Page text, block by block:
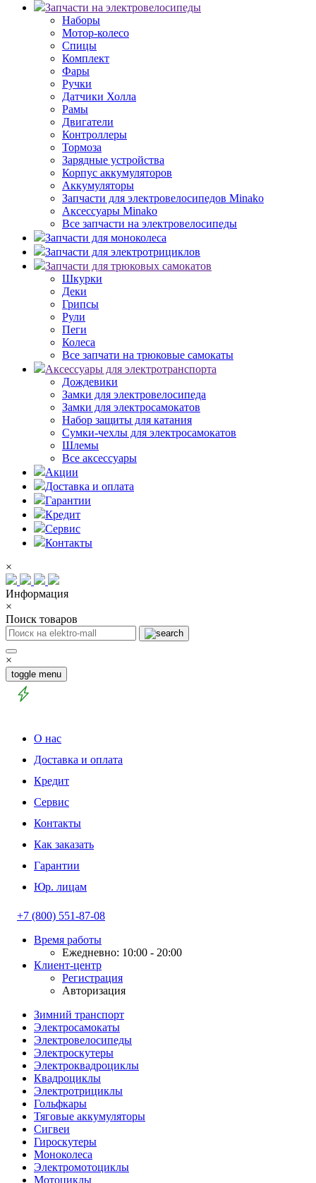
Запчасти на электровелосипеды
Наборы
Мотор-колесо
Спицы
Комплект
Фары
Ручки
Датчики Холла
Рамы
Двигатели
Контроллеры
Тормоза
Зарядные устройства
Корпус аккумуляторов
Аккумуляторы
Запчасти для электровелосипедов Minako
Аксессуары Minako
Все запчасти на электровелосипеды
Запчасти для моноколеса
Запчасти для электротрициклов
Запчасти для трюковых самокатов
Шкурки
Деки
Грипсы
Рули
Пеги
Колеса
Все запчати на трюковые самокаты
Аксессуары для электротранспорта
Дождевики
Замки для электровелосипеда
Замки для электросамокатов
Набор защиты для катания
Сумки-чехлы для электросамокатов
Шлемы
Все аксессуары
Акции
Доставка и оплата
Гарантии
Кредит
Сервис
Контакты
×
Информация
×
Поиск товаров
×
toggle menu
О нас
Доставка и оплата
Кредит
Сервис
Контакты
Как заказать
Гарантии
Юр. лицам
+7 (800) 551-87-08
Время работы
Ежедневно: 10:00 - 20:00
Клиент-центр
Регистрация
Авторизация
Зимний транспорт
Электросамокаты
Электровелосипеды
Электроскутеры
Электроквадроциклы
Квадроциклы
Электротрициклы
Гольфкары
Тяговые аккумуляторы
Сигвеи
Гироскутеры
Моноколеса
Электромотоциклы
Мотоциклы